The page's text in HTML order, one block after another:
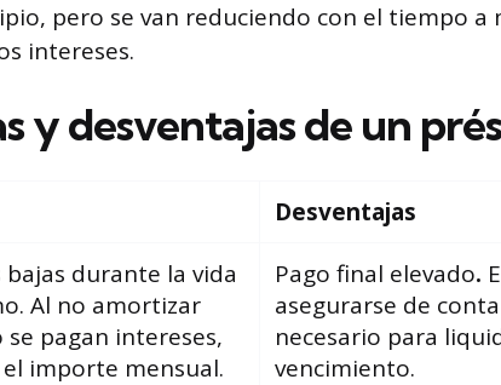
pero se van reduciendo con el tiempo a
intereses.
y desventajas de un
Desventajas
bajas durante la vida
Al no amortizar
se pagan intereses,
importe mensual.
Pago final elevado.
asegurarse de
necesario para
vencimiento.